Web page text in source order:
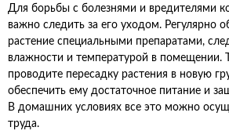
Для борьбы с болезнями и вредителями
важно следить за его уходом. Регулярно
растение специальными препаратами,
влажности и температурой в помещении.
проводите пересадку растения в новую
обеспечить ему достаточное питание и
В домашних условиях все это можно
труда.